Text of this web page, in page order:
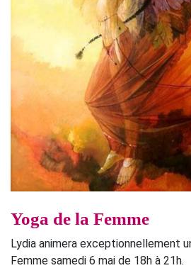
Yoga de la Femme
Lydia animera exceptionnellement
Femme samedi 6 mai de 18h à 21h.